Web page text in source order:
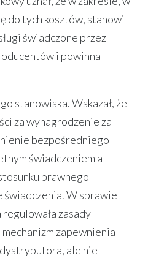
do tych kosztów, stanowi
świadczone przez
i powinna
stanowiska. Wskazał, że
za wynagrodzenie za
bezpośredniego
świadczeniem a
prawnego
świadczenia. W sprawie
regulowała zasady
zapewnienia
ale nie